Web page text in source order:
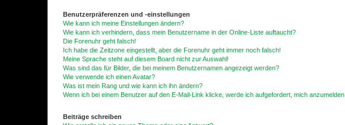
Benutzerpräferenzen und -einstellungen
Wie kann ich meine Einstellungen ändern?
Wie kann ich verhindern, dass mein Benutzername in der Online-Liste auftaucht?
Die Forenuhr geht falsch!
Ich habe die Zeitzone eingestellt, aber die Forenuhr geht immer noch falsch!
Meine Sprache steht auf diesem Board nicht zur Auswahl!
Was sind das für Bilder, die bei meinem Benutzernamen angezeigt werden?
Wie verwende ich einen Avatar?
Was ist mein Rang und wie kann ich ihn ändern?
Wenn ich bei einem Benutzer auf den E-Mail-Link klicke, werde ich aufgefordert, mich anzumelden.
Beiträge schreiben